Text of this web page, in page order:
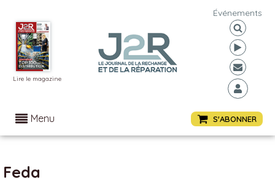
Lire le magazine
Événements
Menu S'ABONNER
Feda